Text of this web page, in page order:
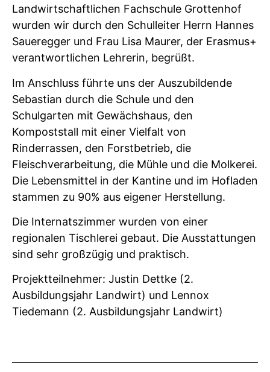
Landwirtschaftlichen Fachschule Grottenhof
wurden wir durch den Schulleiter Herrn Hannes
Saueregger und Frau Lisa Maurer, der Erasmus+
verantwortlichen Lehrerin, begrüßt.
Im Anschluss führte uns der Auszubildende
Sebastian durch die Schule und den
Schulgarten mit Gewächshaus, den
Kompoststall mit einer Vielfalt von
Rinderrassen, den Forstbetrieb, die
Fleischverarbeitung, die Mühle und die Molkerei.
Die Lebensmittel in der Kantine und im Hofladen
stammen zu 90% aus eigener Herstellung.
Die Internatszimmer wurden von einer
regionalen Tischlerei gebaut. Die Ausstattungen
sind sehr großzügig und praktisch.
Projektteilnehmer: Justin Dettke (2.
Ausbildungsjahr Landwirt) und Lennox
Tiedemann (2. Ausbildungsjahr Landwirt)